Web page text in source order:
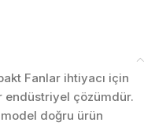
Fanlar ihtiyacı için
çözümdür.
doğru ürün